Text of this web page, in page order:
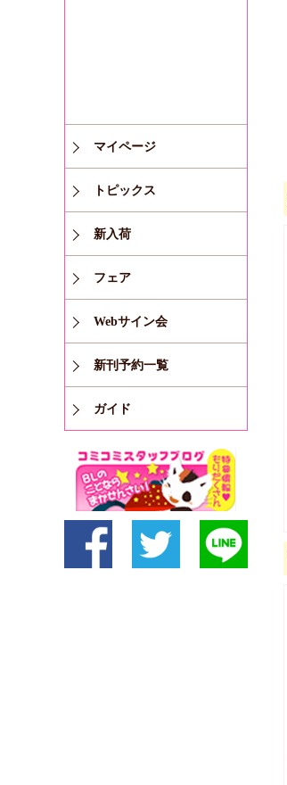
マイページ
トピックス
新入荷
フェア
Webサイン会
新刊予約一覧
ガイド